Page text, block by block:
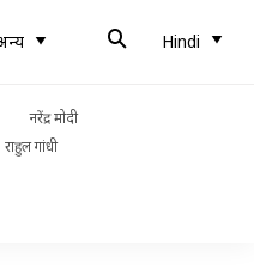
Hindi
नरेंद्र मोदी
राहुल गांधी